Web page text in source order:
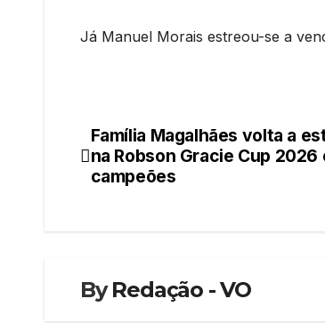
Já Manuel Morais estreou-se a
Navegação
de
Família Magalhães volta a
na Robson Gracie Cup
campeões
ByRedação - VO